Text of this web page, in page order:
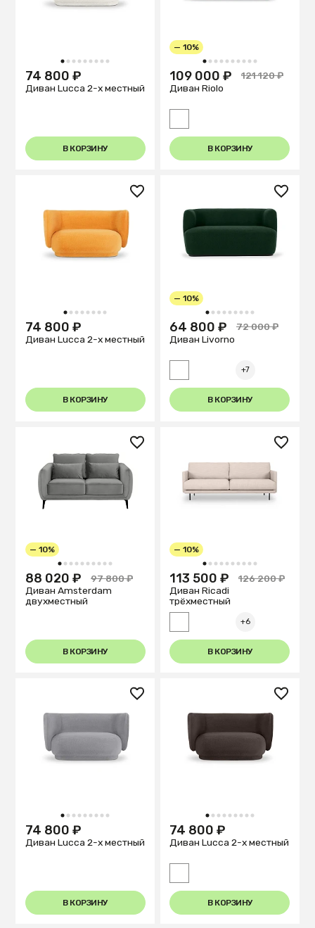
1 2 3 4 5 6 7 8 9
74 800 ₽
Диван Lucca 2-х местный
В КОРЗИНУ
1 2 3 4 5 6 7 8 9 10
— 10%
109 000 ₽
121 120 ₽
Диван Riolo
В КОРЗИНУ
1 2 3 4 5 6 7 8
74 800 ₽
Диван Lucca 2-х местный
В КОРЗИНУ
1 2 3 4 5 6 7 8 9
— 10%
64 800 ₽
72 000 ₽
Диван Livorno
+7
В КОРЗИНУ
1 2 3 4 5 6 7 8 9 10
— 10%
88 020 ₽
97 800 ₽
Диван Amsterdam
двухместный
В КОРЗИНУ
1 2 3 4 5 6 7 8 9 10
— 10%
113 500 ₽
126 200 ₽
Диван Ricadi
трёхместный
+6
В КОРЗИНУ
1 2 3 4 5 6 7 8 9
74 800 ₽
Диван Lucca 2-х местный
В КОРЗИНУ
1 2 3 4 5 6 7 8 9
74 800 ₽
Диван Lucca 2-х местный
В КОРЗИНУ